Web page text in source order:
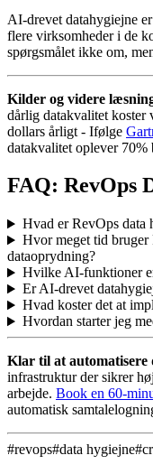
AI-drevet datahygiejne
flere virksomheder i de
spørgsmålet ikke om,
Kilder og videre
dårlig datakvalitet koster
dollars årligt - Ifølge
datakvalitet oplever 70%
FAQ: RevOps
Hvad er RevOps data
Hvor meget tid bruger
dataoprydning?
Hvilke AI-funktioner
Er AI-drevet
Hvad koster det at
Hvordan starter jeg
Klar til at automatisere
infrastruktur der sikrer
arbejde. Book en 60-
automatisk
#revops#data hygiejne#